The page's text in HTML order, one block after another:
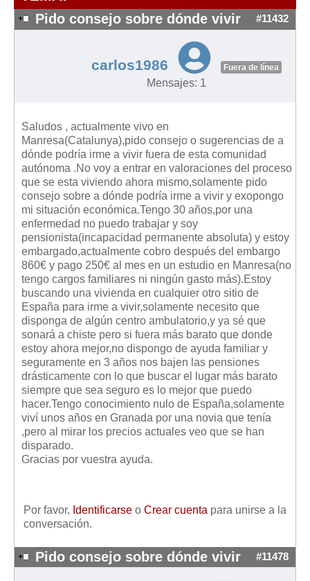
Requerimientos y comunicaciones
Formularios sobre Propiedad Horizontal
Modelos de Convocatoria de Junta de Propietarios
Modelos de Acta de Junta de Propietarios
Legislación
Legislación sobre Arrendamientos Urbanos
Legislación sobre la Comunidad de Propietarios
Legislación sobre Adquisición de Vivienda en Propiedad
Legislación de interés práctico
Diccionario
Usuario
Entrar / Salir
Mis boletines
Pido consejo sobre dónde vivir #11432
carlos1986 Fuera de línea
Mensajes: 1
Saludos , actualmente vivo en
Manresa(Catalunya),pido consejo o sugerencias de a
dónde podría irme a vivir fuera de esta comunidad
autónoma .No voy a entrar en valoraciones del proceso
que se esta viviendo ahora mismo,solamente pido
consejo sobre a dónde podría irme a vivir y exopongo
mi situación económica.Tengo 30 años,por una
enfermedad no puedo trabajar y soy
pensionista(incapacidad permanente absoluta) y estoy
embargado,actualmente cobro después del embargo
860€ y pago 250€ al mes en un estudio en Manresa(no
tengo cargos familiares ni ningún gasto más).Estoy
buscando una vivienda en cualquier otro sitio de
España para irme a vivir,solamente necesito que
disponga de algún centro ambulatorio,y ya sé que
sonará a chiste pero si fuera más barato que donde
estoy ahora mejor,no dispongo de ayuda familiar y
seguramente en 3 años nos bajen las pensiones
drásticamente con lo que buscar el lugar más barato
siempre que sea seguro es lo mejor que puedo
hacer.Tengo conocimiento nulo de España,solamente
viví unos años en Granada por una novia que tenía
,pero al mirar los precios actuales veo que se han
disparado.
Gracias por vuestra ayuda.
Por favor, Identificarse o Crear cuenta para unirse a la
conversación.
Pido consejo sobre dónde vivir #11478